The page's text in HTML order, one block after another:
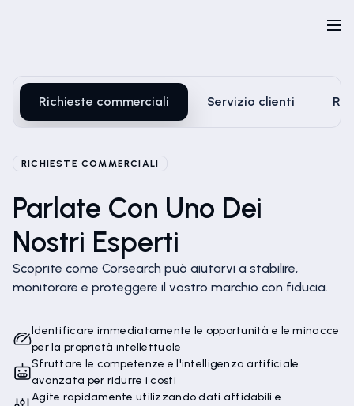
Richieste commerciali Servizio clienti
RICHIESTE COMMERCIALI
Parlate Con Uno Dei
Nostri Esperti
Scoprite come Corsearch può aiutarvi a stabilire,
monitorare e proteggere il vostro marchio con fiducia.
Identificare immediatamente le opportunità e le minacce
per la proprietà intellettuale
Sfruttare le competenze e l'intelligenza artificiale
avanzata per ridurre i costi
Agite rapidamente utilizzando dati affidabili e